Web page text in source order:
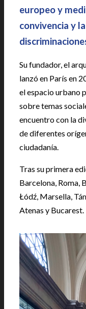
europeo y
convivencia y
Su fundador, el
lanzó en París en
el espacio urbano
sobre temas
encuentro con la
de diferentes
ciudadanía.
Tras su primera
Barcelona, Roma,
Łódź, Marsella,
Atenas y Bucarest.